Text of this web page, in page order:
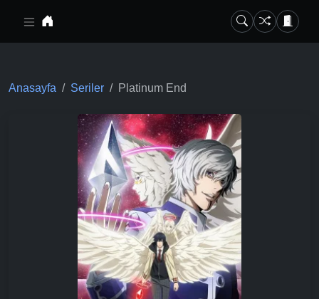
Anasayfa Seriler Platinum End